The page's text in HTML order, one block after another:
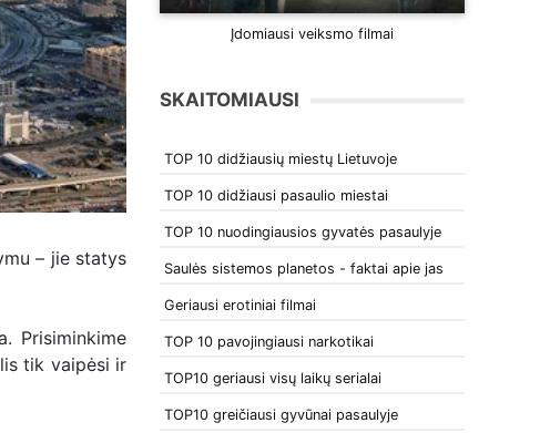
– jie statys
Prisiminkime
tik vaipėsi ir
Įdomiausi veiksmo filmai
SKAITOMIAUSI
TOP 10 didžiausių miestų Lietuvoje
TOP 10 didžiausi pasaulio miestai
TOP 10 nuodingiausios gyvatės pasaulyje
Saulės sistemos planetos - faktai apie jas
Geriausi erotiniai filmai
TOP 10 pavojingiausi narkotikai
TOP10 geriausi visų laikų serialai
TOP10 greičiausi gyvūnai pasaulyje